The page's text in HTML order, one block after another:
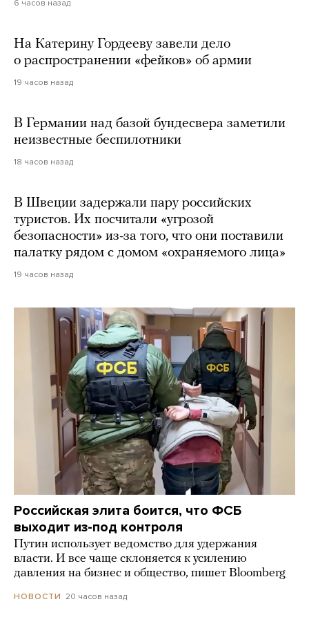
6 часов назад
На Катерину Гордееву завели дело
о распространении «фейков» об армии
19 часов назад
В Германии над базой бундесвера заметили
неизвестные беспилотники
18 часов назад
В Швеции задержали пару российских
туристов. Их посчитали «угрозой
безопасности» из-за того, что они поставили
палатку рядом с домом «охраняемого лица»
19 часов назад
Российская элита боится, что ФСБ
выходит из-под контроля
Путин использует ведомство для удержания
власти. И все чаще склоняется к усилению
давления на бизнес и общество, пишет Bloomberg
НОВОСТИ 20 часов назад